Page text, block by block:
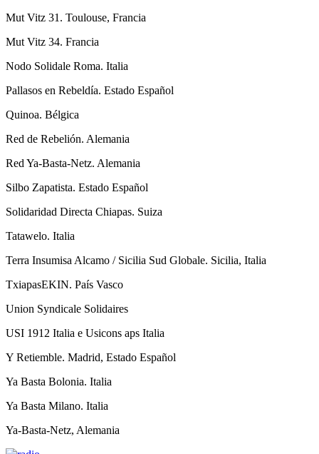
Mut Vitz 31. Toulouse, Francia
Mut Vitz 34. Francia
Nodo Solidale Roma. Italia
Pallasos en Rebeldía. Estado Español
Quinoa. Bélgica
Red de Rebelión. Alemania
Red Ya-Basta-Netz. Alemania
Silbo Zapatista. Estado Español
Solidaridad Directa Chiapas. Suiza
Tatawelo. Italia
Terra Insumisa Alcamo / Sicilia Sud Globale. Sicilia, Italia
TxiapasEKIN. País Vasco
Union Syndicale Solidaires
USI 1912 Italia e Usicons aps Italia
Y Retiemble. Madrid, Estado Español
Ya Basta Bolonia. Italia
Ya Basta Milano. Italia
Ya-Basta-Netz, Alemania